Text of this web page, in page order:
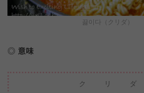
끓이다（クリダ）
意味
クリダ